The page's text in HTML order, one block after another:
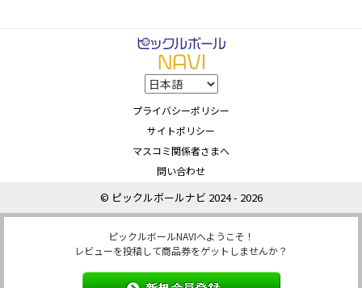
プライバシーポリシー
サイトポリシー
マスコミ関係者さまへ
問い合わせ
© ピックルボールナビ 2024 - 2026
ピックルボールNAVIへようこそ！
レビューを投稿して商品券をゲットしませんか？